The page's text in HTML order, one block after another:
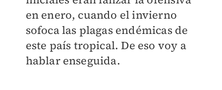
en enero, cuando el invierno
sofoca las plagas endémicas de
este país tropical. De eso voy a
hablar enseguida.